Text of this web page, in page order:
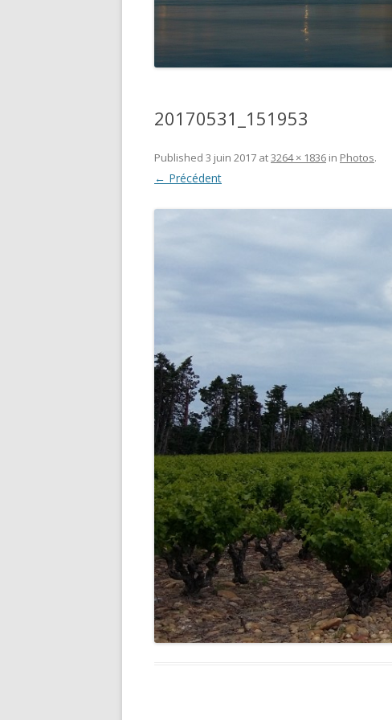
20170531_151953
Published 3 juin 2017 at3264 × 1836 in Photos.
← Précédent